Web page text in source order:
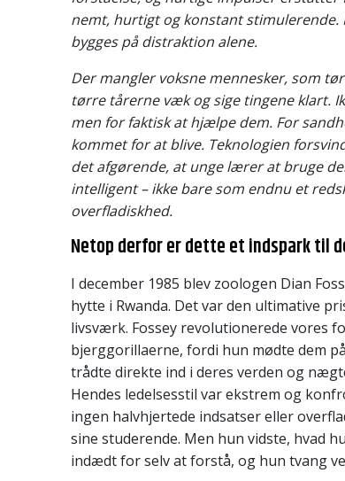
nemt, hurtigt og konstant stimulerende.
bygges på distraktion alene.
Der mangler voksne mennesker, som
tørre tårerne væk og sige tingene klart.
men for faktisk at hjælpe dem. For
kommet for at blive. Teknologien
det afgørende, at unge lærer at bruge
intelligent – ikke bare som endnu et
overfladiskhed.
Netop derfor er dette et indspark til
I december 1985 blev zoologen Dian
hytte i Rwanda. Det var den ultimative
livsværk. Fossey revolutionerede vores
bjerggorillaerne, fordi hun mødte dem
trådte direkte ind i deres verden og
Hendes ledelsesstil var ekstrem og
ingen halvhjertede indsatser eller
sine studerende. Men hun vidste, hvad
indædt for selv at forstå, og hun tvang